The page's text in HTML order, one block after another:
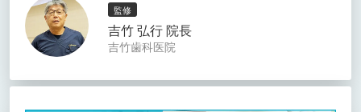
監修
吉竹 弘行 院長
吉竹歯科医院